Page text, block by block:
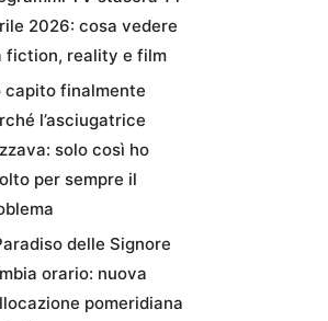
2026: cosa vedere
fiction, reality e film
capito finalmente
l’asciugatrice
solo così ho
per sempre il
delle Signore
orario: nuova
pomeridiana